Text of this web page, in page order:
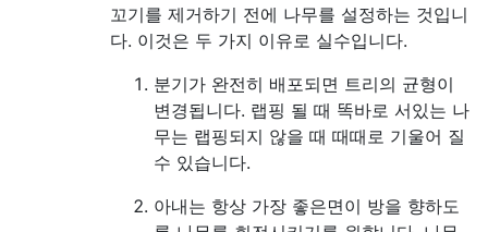
꼬기를 제거하기 전에 나무를 설정하는 것입니
다. 이것은 두 가지 이유로 실수입니다.
분기가 완전히 배포되면 트리의 균형이
변경됩니다. 랩핑 될 때 똑바로 서있는 나
무는 랩핑되지 않을 때 때때로 기울어 질
수 있습니다.
아내는 항상 가장 좋은면이 방을 향하도